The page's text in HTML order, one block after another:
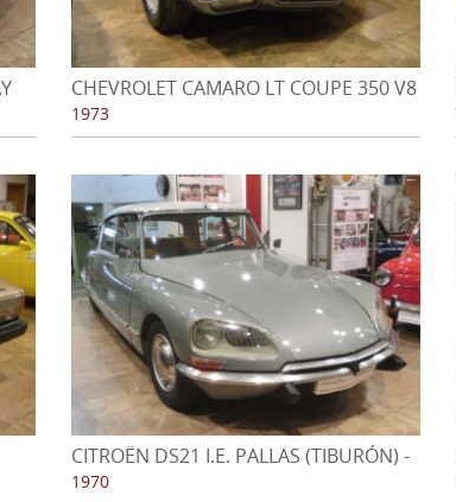
CHEVROLET CAMARO LT COUPE 350 V8
- AÑO 1973
1973
CITROËN DS21 I.E. PALLAS (TIBURÓN) -
AÑO 1970
1970